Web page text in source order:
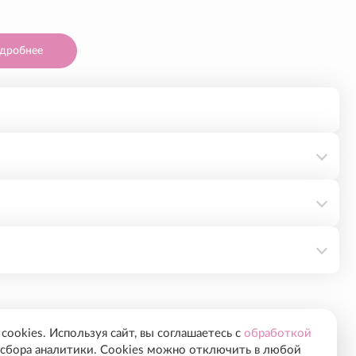
кислотой, увлажняющий кожу и повышающий
Используя сайт, вы соглашаетесь с обработкой
аналитики. Cookies можно отключить в любой